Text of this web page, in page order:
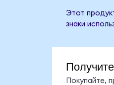
Этот
знаки
Покупайте,